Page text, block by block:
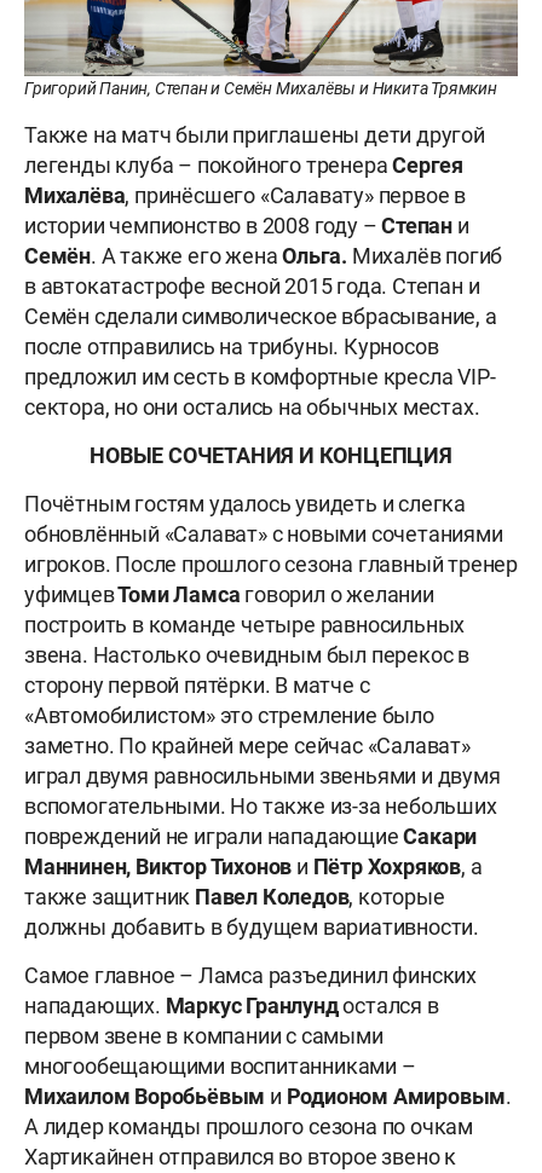
Григорий Панин, Степан и Семён Михалёвы и Никита Трямкин
Также на матч были приглашены дети другой
легенды клуба – покойного тренераСергея
Михалёва, принёсшего «Салавату» первое в
истории чемпионство в 2008 году –Степан и
Семён. А также его женаОльга. Михалёв погиб
в автокатастрофе весной 2015 года. Степан и
Семён сделали символическое вбрасывание, а
после отправились на трибуны. Курносов
предложил им сесть в комфортные кресла VIP-
сектора, но они остались на обычных местах.
НОВЫЕ СОЧЕТАНИЯ И КОНЦЕПЦИЯ
Почётным гостям удалось увидеть и слегка
обновлённый «Салават» с новыми сочетаниями
игроков. После прошлого сезона главный тренер
уфимцевТоми Ламса говорил о желании
построить в команде четыре равносильных
звена. Настолько очевидным был перекос в
сторону первой пятёрки. В матче с
«Автомобилистом» это стремление было
заметно. По крайней мере сейчас «Салават»
играл двумя равносильными звеньями и двумя
вспомогательными. Но также из-за небольших
повреждений не играли нападающиеСакари
Маннинен, Виктор Тихонов и Пётр Хохряков, а
также защитник Павел Коледов, которые
должны добавить в будущем вариативности.
Самое главное – Ламса разъединил финских
нападающих. Маркус Гранлундостался в
первом звене в компании с самыми
многообещающими воспитанниками –
Михаилом Воробьёвым и Родионом Амировым.
А лидер команды прошлого сезона по очкам
Хартикайнен отправился во второе звено к